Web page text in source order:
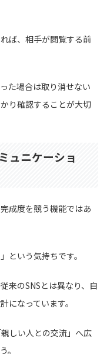
ば、相手が閲覧する前
た場合は取り消せない
り確認することが大切
ュニケーショ
成度を競う機能ではあ
という気持ちです。
来のSNSとは異なり、自
になっています。
しい人との交流」へ広
。